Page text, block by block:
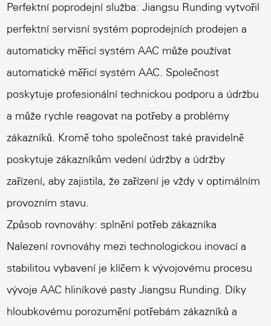
Perfektní poprodejní služba: Jiangsu Runding vytvořil
perfektní servisní systém poprodejních prodejen a
automaticky měřicí systém AAC může používat
automatické měřicí systém AAC. Společnost
poskytuje profesionální technickou podporu a údržbu
a může rychle reagovat na potřeby a problémy
zákazníků. Kromě toho společnost také pravidelně
poskytuje zákazníkům vedení údržby a údržby
zařízení, aby zajistila, že zařízení je vždy v optimálním
provozním stavu.
Způsob rovnováhy: splnění potřeb zákazníka
Nalezení rovnováhy mezi technologickou inovací a
stabilitou vybavení je klíčem k vývojovému procesu
vývoje AAC hliníkové pasty Jiangsu Runding. Díky
hloubkovému porozumění potřebám zákazníků a